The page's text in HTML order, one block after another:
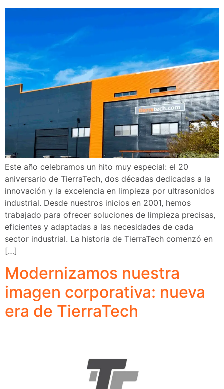
Este año celebramos un hito muy especial: el 20
aniversario de TierraTech, dos décadas dedicadas a la
innovación y la excelencia en limpieza por ultrasonidos
industrial. Desde nuestros inicios en 2001, hemos
trabajado para ofrecer soluciones de limpieza precisas,
eficientes y adaptadas a las necesidades de cada
sector industrial. La historia de TierraTech comenzó en
[…]
Modernizamos nuestra
imagen corporativa: nueva
era de TierraTech